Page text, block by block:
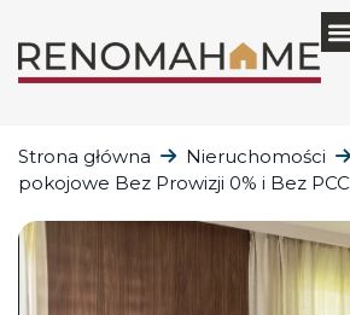
Strona główna Nieruchomości
pokojowe Bez Prowizji 0% i Bez PCC